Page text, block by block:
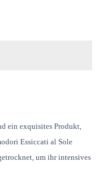
ein exquisites Produkt,
Essiccati al Sole
um ihr intensives